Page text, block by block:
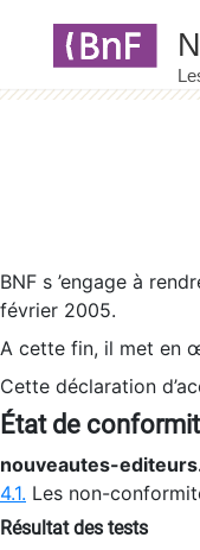
BNF s ’engage à
février 2005.
A cette fin, il met en
Cette déclaration
État de
nouveautes-
4.1. Les non-
Résultat des tests